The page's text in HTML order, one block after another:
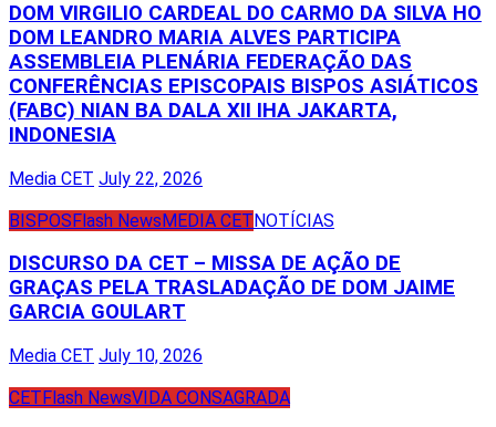
DOM VIRGILIO CARDEAL DO CARMO DA SILVA HO
DOM LEANDRO MARIA ALVES PARTICIPA
ASSEMBLEIA PLENÁRIA FEDERAÇÃO DAS
CONFERÊNCIAS EPISCOPAIS BISPOS ASIÁTICOS
(FABC) NIAN BA DALA XII IHA JAKARTA,
INDONESIA
Media CET July 22, 2026
BISPOSFlash NewsMEDIA CETNOTÍCIAS
DISCURSO DA CET – MISSA DE AÇÃO DE
GRAÇAS PELA TRASLADAÇÃO DE DOM JAIME
GARCIA GOULART
Media CET July 10, 2026
CET Flash NewsVIDA CONSAGRADA